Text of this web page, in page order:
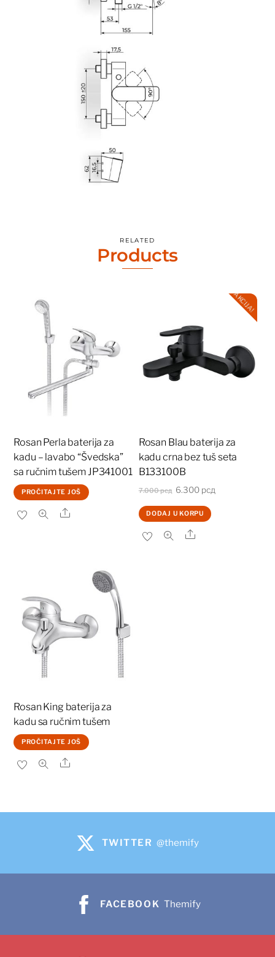
RELATED
Products
Rosan Perla baterija za
kadu – lavabo “Švedska”
sa ručnim tušem JP341001
PROČITAJTE JOŠ
Share
AKCIJA!
Rosan Blau baterija za
kadu crna bez tuš seta
B133100B
7.000рсд Originalna
cena
je
bila:
6.300 рсд
DODAJ U KORPU
Share
Rosan King baterija za
kadu sa ručnim tušem
PROČITAJTE JOŠ
Share
TWITTER @themify
FACEBOOK Themify